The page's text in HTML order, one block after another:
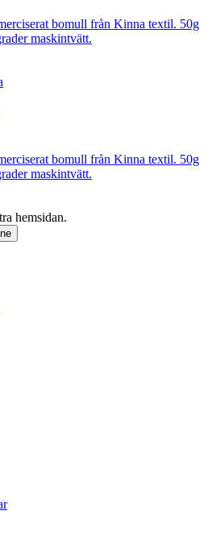
bomull från Kinna textil. 50g
maskintvätt.
bomull från Kinna textil. 50g
maskintvätt.
hemsidan.